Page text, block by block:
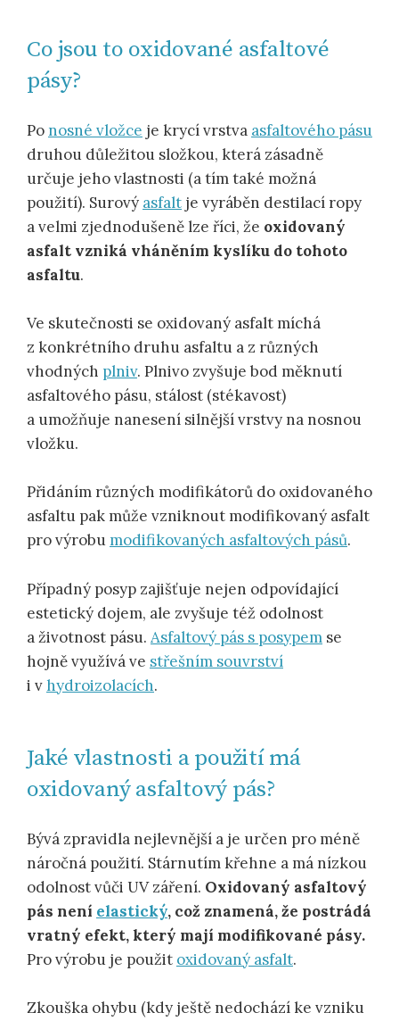
Co jsou to oxidované asfaltové
pásy?
Po nosné vložce je krycí vrstva asfaltového pásu
druhou důležitou složkou, která zásadně
určuje jeho vlastnosti (a tím také možná
použití). Surový asfalt je vyráběn destilací ropy
a velmi zjednodušeně lze říci, že oxidovaný
asfalt vzniká vháněním kyslíku do tohoto
asfaltu.
Ve skutečnosti se oxidovaný asfalt míchá
z konkrétního druhu asfaltu a z různých
vhodných plniv. Plnivo zvyšuje bod měknutí
asfaltového pásu, stálost (stékavost)
a umožňuje nanesení silnější vrstvy na nosnou
vložku.
Přidáním různých modifikátorů do oxidovaného
asfaltu pak může vzniknout modifikovaný asfalt
pro výrobu modifikovaných asfaltových pásů.
Případný posyp zajišťuje nejen odpovídající
estetický dojem, ale zvyšuje též odolnost
a životnost pásu. Asfaltový pás s posypem se
hojně využívá ve střešním souvrství
i vhydroizolacích.
Jaké vlastnosti a použití má
oxidovaný asfaltový pás?
Bývá zpravidla nejlevnější a je určen pro méně
náročná použití. Stárnutím křehne a má nízkou
odolnost vůči UV záření. Oxidovaný asfaltový
pás není elastický, což znamená, že postrádá
vratný efekt, který mají modifikované pásy.
Pro výrobu je použit oxidovaný asfalt.
Zkouška ohybu (kdy ještě nedochází ke vzniku